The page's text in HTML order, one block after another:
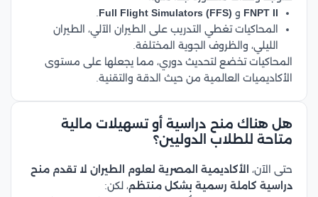
FNPT II و Full Flight Simulators (FFS)
المحاكيات تغطي التدريب على الطيران الآلي، الطيران
الليلي، والظروف الجوية المختلفة.
المحاكيات تخضع لتحديث دوري، مما يجعلها على مستوى
الأكاديميات العالمية من حيث الدقة والتقنية.
هل هناك منح دراسية أو تسهيلات مالية
متاحة للطلاب الدوليين؟
حتى الآن، الأكاديمية المصرية لعلوم الطيران لا تقدم منح
دراسية كاملة رسمية بشكل منتظم، لكن: